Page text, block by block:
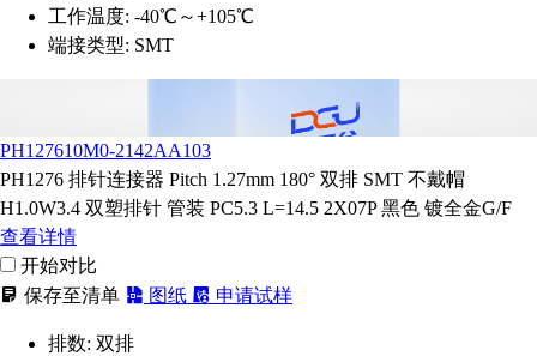
工作温度: -40℃～+105℃
端接类型: SMT
PH127610M0-2142AA103
PH1276 排针连接器 Pitch 1.27mm 180° 双排 SMT 不戴帽
H1.0W3.4 双塑排针 管装 PC5.3 L=14.5 2X07P 黑色 镀全金G/F
查看详情
开始对比
保存至清单
图纸 申请试样
排数: 双排